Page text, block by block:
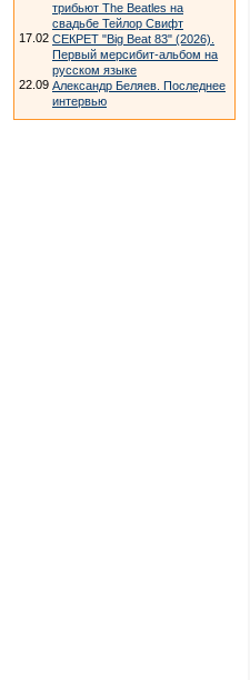
трибьют The Beatles на
свадьбе Тейлор Свифт
17.02 СЕКРЕТ "Big Beat 83" (2026).
Первый мерсибит-альбом на
русском языке
22.09 Александр Беляев. Последнее
интервью